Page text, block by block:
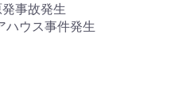
事故発生
ウス事件発生